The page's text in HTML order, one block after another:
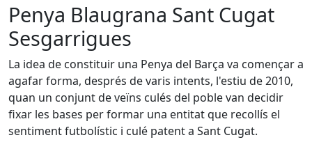
Penya Blaugrana Sant Cugat
Sesgarrigues
La idea de constituir una Penya del Barça va començar a
agafar forma, després de varis intents, l'estiu de 2010,
quan un conjunt de veïns culés del poble van decidir
fixar les bases per formar una entitat que recollís el
sentiment futbolístic i culé patent a Sant Cugat.